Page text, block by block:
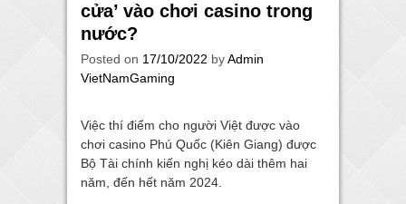
cửa’ vào chơi casino trong
nước?
Posted on 17/10/2022 byAdmin
VietNamGaming
Việc thí điểm cho người Việt được vào
chơi casino Phú Quốc (Kiên Giang) được
Bộ Tài chính kiến nghị kéo dài thêm hai
năm, đến hết năm 2024.